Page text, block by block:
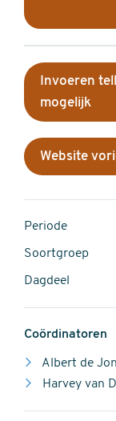
Invoeren
mogelijk
Website
Periode
Soortgroep
Dagdeel
Coördinatoren
Albert de
Harvey van